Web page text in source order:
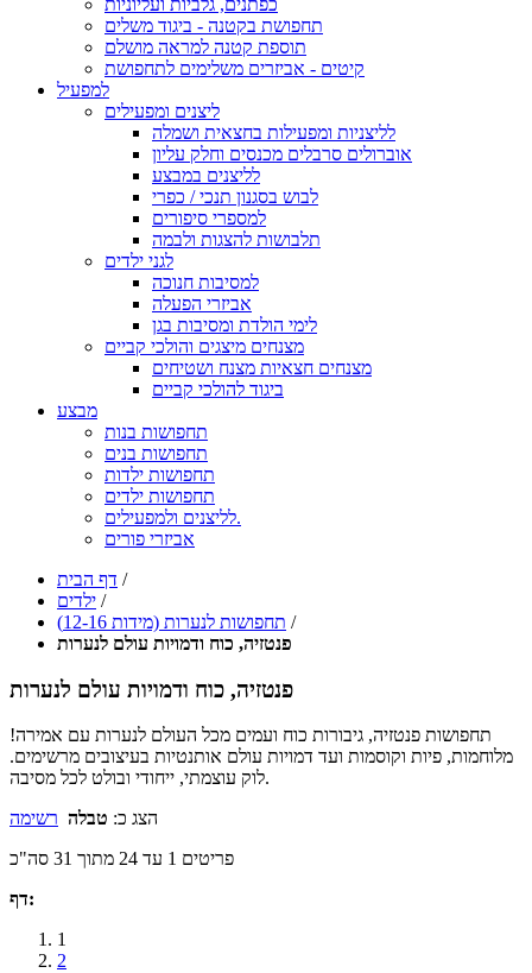
כפתנים, גלביות ועליוניות
תחפושת בקטנה - ביגוד משלים
תוספת קטנה למראה מושלם
קיטים - אביזרים משלימים לתחפושת
למפעיל
ליצנים ומפעילים
לליצניות ומפעילות בחצאית ושמלה
אוברולים סרבלים מכנסים וחלק עליון
לליצנים במבצע
לבוש בסגנון תנכי / כפרי
למספרי סיפורים
תלבושות להצגות ולבמה
לגני ילדים
למסיבות חנוכה
אביזרי הפעלה
לימי הולדת ומסיבות בגן
מצנחים מיצגים והולכי קביים
מצנחים חצאיות מצנח ושטיחים
ביגוד להולכי קביים
מבצע
תחפושות בנות
תחפושות בנים
תחפושות ילדות
תחפושות ילדים
לליצנים ולמפעילים.
אביזרי פורים
דף הבית /
ילדים /
תחפושות לנערות (מידות 12-16) /
פנטזיה, כוח ודמויות עולם לנערות
פנטזיה, כוח ודמויות עולם לנערות
תחפושות פנטזיה, גיבורות כוח ועמים מכל העולם לנערות עם אמירה!
מלוחמות, פיות וקוסמות ועד דמויות עולם אותנטיות בעיצובים מרשימים.
לוק עוצמתי, ייחודי ובולט לכל מסיבה.
הצג כ: טבלה רשימה
פריטים 1 עד 24 מתוך 31 סה"כ
דף:
1
2